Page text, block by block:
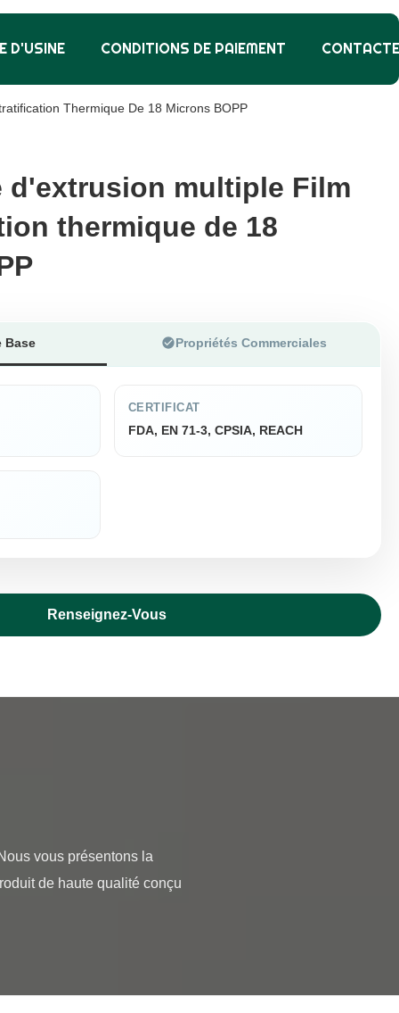
D'USINE CONDITIONS DE PAIEMENT
Thermique De 18 Microns BOPP
d'extrusion multiple Film
thermique de 18
d'extrusion multiple Film
thermique de 18
Base Propriétés Commerciales
CERTIFICAT
FDA, EN 71-3, CPSIA, REACH
Renseignez-Vous
de haute qualité conçu